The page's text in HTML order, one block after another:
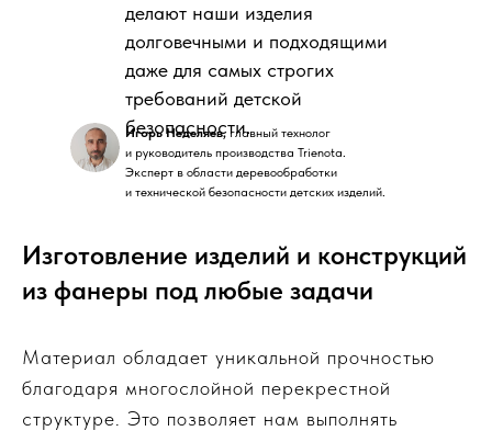
делают наши изделия
долговечными и подходящими
даже для самых строгих
требований детской
безопасности.
Игорь Неделяев, главный технолог
и руководитель производства Trienota.
Эксперт в области деревообработки
и технической безопасности детских изделий.
Изготовление изделий и конструкций
из фанеры под любые задачи
Материал обладает уникальной прочностью
благодаря многослойной перекрестной
структуре. Это позволяет нам выполнять